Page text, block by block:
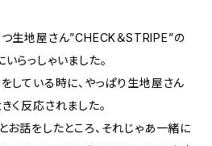
生地屋さん”CHECK＆STRIPE”の
らっしゃいました。
している時に、やっぱり生地屋さん
く反応されました。
話をしたところ、それじゃあ一緒に